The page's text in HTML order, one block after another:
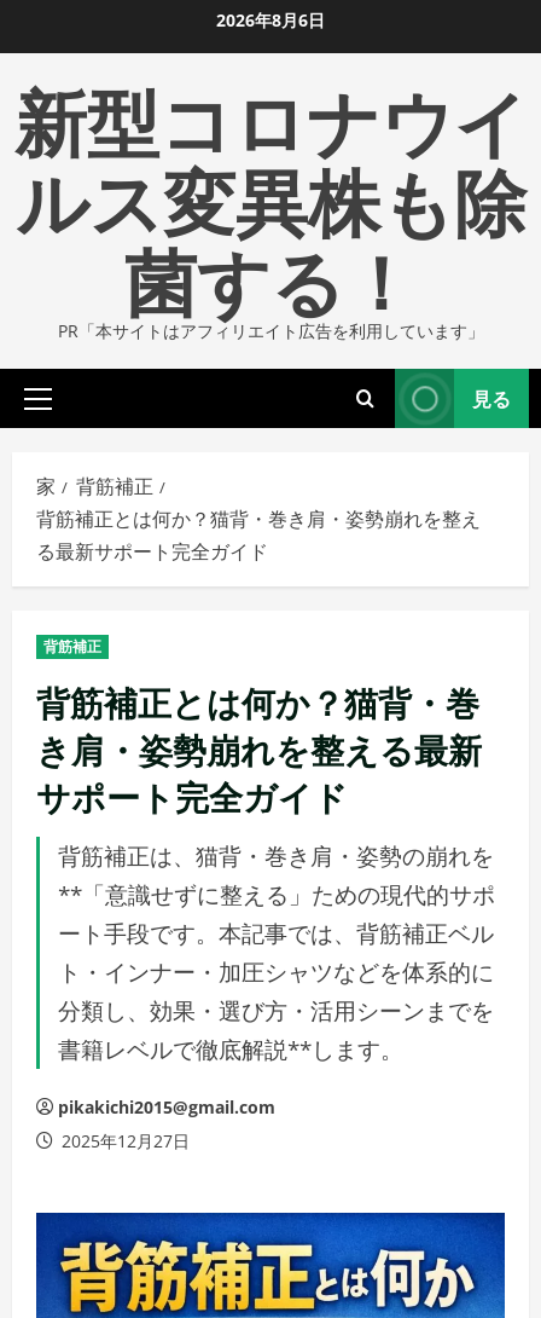
ン
ツ
ま
2026年8月6日
新型コロナウイ
ルス変異株も除
菌する！
PR「本サイトはアフィリエイト広告を利用しています」
プ
イ
マ
リ
メ
ニ
ー
見る
家
背筋補正
背筋補正とは何か？猫背・巻き肩・姿勢崩れを整え
る最新サポート完全ガイド
背筋補正
背筋補正とは何か？猫背・巻
き肩・姿勢崩れを整える最新
サポート完全ガイド
背筋補正は、猫背・巻き肩・姿勢の崩れを
**「意識せずに整える」ための現代的サポ
ート手段です。本記事では、背筋補正ベル
ト・インナー・加圧シャツなどを体系的に
分類し、効果・選び方・活用シーンまでを
書籍レベルで徹底解説**します。
pikakichi2015@gmail.com
2025年12月27日